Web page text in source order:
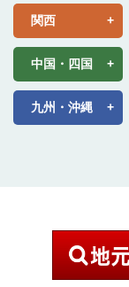
関西
中国・四国
九州・沖縄